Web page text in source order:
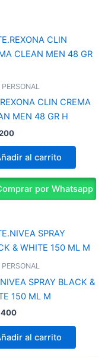
PERSONAL
CLIN CREMA
MEN 48 GR H
al carrito
por Whatsapp
PERSONAL
SPRAY BLACK &
150 ML M
al carrito